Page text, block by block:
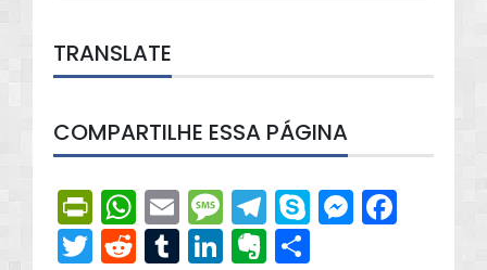
TRANSLATE
COMPARTILHE ESSA PÁGINA
PrintFriendly
WhatsApp
EmailMessage
Telegram
Skype
Twitter
Reddit
Tumblr
LinkedIn
Evernote